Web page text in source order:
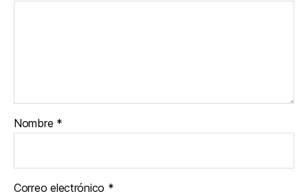
Nombre *
Correo electrónico *